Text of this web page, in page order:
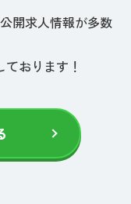
開求人情報が多数
おります！